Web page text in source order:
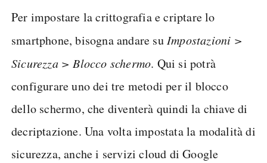
Per impostare la crittografia e criptare lo
smartphone, bisogna andare suImpostazioni >
Sicurezza > Blocco schermo. Qui si potrà
configurare uno dei tre metodi per il blocco
dello schermo, che diventerà quindi la chiave di
decriptazione. Una volta impostata la modalità di
sicurezza, anche i servizi cloud di Google